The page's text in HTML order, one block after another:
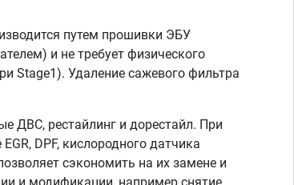
путем прошивки ЭБУ
и не требует физического
Stage1). Удаление сажевого фильтра
ДВС, рестайлинг и дорестайл. При
DPF, кислородного датчика
сэкономить на их замене и